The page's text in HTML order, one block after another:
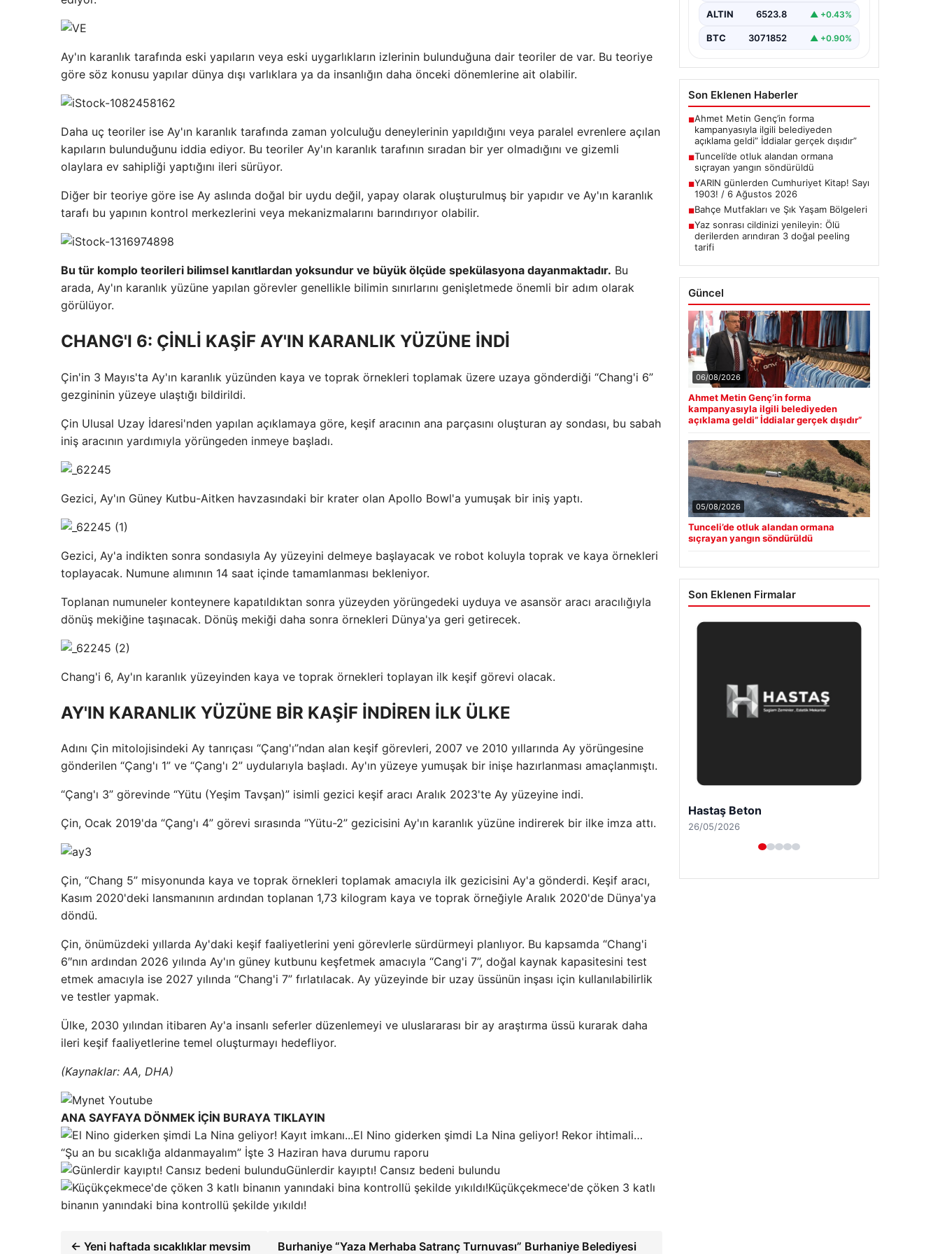
Ay'ın karanlık tarafında eski yapıların veya eski uygarlıkların izlerinin bulunduğuna dair teoriler de var. Bu teoriye
göre söz konusu yapılar dünya dışı varlıklara ya da insanlığın daha önceki dönemlerine ait olabilir.
Daha uç teoriler ise Ay'ın karanlık tarafında zaman yolculuğu deneylerinin yapıldığını veya paralel evrenlere açılan
kapıların bulunduğunu iddia ediyor. Bu teoriler Ay'ın karanlık tarafının sıradan bir yer olmadığını ve gizemli
olaylara ev sahipliği yaptığını ileri sürüyor.
Diğer bir teoriye göre ise Ay aslında doğal bir uydu değil, yapay olarak oluşturulmuş bir yapıdır ve Ay'ın karanlık
tarafı bu yapının kontrol merkezlerini veya mekanizmalarını barındırıyor olabilir.
Bu tür komplo teorileri bilimsel kanıtlardan yoksundur ve büyük ölçüde spekülasyona dayanmaktadır. Bu
arada, Ay'ın karanlık yüzüne yapılan görevler genellikle bilimin sınırlarını genişletmede önemli bir adım olarak
görülüyor.
CHANG'I 6: ÇİNLİ KAŞİF AY'IN KARANLIK YÜZÜNE İNDİ
Çin'in 3 Mayıs'ta Ay'ın karanlık yüzünden kaya ve toprak örnekleri toplamak üzere uzaya gönderdiği “Chang'i 6”
gezgininin yüzeye ulaştığı bildirildi.
Çin Ulusal Uzay İdaresi'nden yapılan açıklamaya göre, keşif aracının ana parçasını oluşturan ay sondası, bu sabah
iniş aracının yardımıyla yörüngeden inmeye başladı.
Gezici, Ay'ın Güney Kutbu-Aitken havzasındaki bir krater olan Apollo Bowl'a yumuşak bir iniş yaptı.
Gezici, Ay'a indikten sonra sondasıyla Ay yüzeyini delmeye başlayacak ve robot koluyla toprak ve kaya örnekleri
toplayacak. Numune alımının 14 saat içinde tamamlanması bekleniyor.
Toplanan numuneler konteynere kapatıldıktan sonra yüzeyden yörüngedeki uyduya ve asansör aracı aracılığıyla
dönüş mekiğine taşınacak. Dönüş mekiği daha sonra örnekleri Dünya'ya geri getirecek.
Chang'i 6, Ay'ın karanlık yüzeyinden kaya ve toprak örnekleri toplayan ilk keşif görevi olacak.
AY'IN KARANLIK YÜZÜNE BİR KAŞİF İNDİREN İLK ÜLKE
Adını Çin mitolojisindeki Ay tanrıçası “Çang'ı”ndan alan keşif görevleri, 2007 ve 2010 yıllarında Ay yörüngesine
gönderilen “Çang'ı 1” ve “Çang'ı 2” uydularıyla başladı. Ay'ın yüzeye yumuşak bir inişe hazırlanması amaçlanmıştı.
“Çang'ı 3” görevinde “Yütu (Yeşim Tavşan)” isimli gezici keşif aracı Aralık 2023'te Ay yüzeyine indi.
Çin, Ocak 2019'da “Çang'ı 4” görevi sırasında “Yütu-2” gezicisini Ay'ın karanlık yüzüne indirerek bir ilke imza attı.
Çin, “Chang 5” misyonunda kaya ve toprak örnekleri toplamak amacıyla ilk gezicisini Ay'a gönderdi. Keşif aracı,
Kasım 2020'deki lansmanının ardından toplanan 1,73 kilogram kaya ve toprak örneğiyle Aralık 2020'de Dünya'ya
döndü.
Çin, önümüzdeki yıllarda Ay'daki keşif faaliyetlerini yeni görevlerle sürdürmeyi planlıyor. Bu kapsamda “Chang'i
6″nın ardından 2026 yılında Ay'ın güney kutbunu keşfetmek amacıyla “Cang'i 7”, doğal kaynak kapasitesini test
etmek amacıyla ise 2027 yılında “Chang'i 7” fırlatılacak. Ay yüzeyinde bir uzay üssünün inşası için kullanılabilirlik
ve testler yapmak.
Ülke, 2030 yılından itibaren Ay'a insanlı seferler düzenlemeyi ve uluslararası bir ay araştırma üssü kurarak daha
ileri keşif faaliyetlerine temel oluşturmayı hedefliyor.
(Kaynaklar: AA, DHA)
ANA SAYFAYA DÖNMEK İÇİN BURAYA TIKLAYIN
El Nino giderken şimdi La Nina geliyor! Rekor ihtimali…
“Şu an bu sıcaklığa aldanmayalım” İşte 3 Haziran hava durumu raporu
Günlerdir kayıptı! Cansız bedeni bulundu
Küçükçekmece'de çöken 3 katlı
binanın yanındaki bina kontrollü şekilde yıkıldı!
← Yeni haftada sıcaklıklar mevsim
Burhaniye “Yaza Merhaba Satranç Turnuvası” Burhaniye Belediyesi
ALTIN 6523.8 ▲ +0.43%
BTC 3071852 ▲ +0.90%
Son Eklenen Haberler
■Ahmet Metin Genç’in forma
kampanyasıyla ilgili belediyeden
açıklama geldi” İddialar gerçek dışıdır”
■Tunceli’de otluk alandan ormana
sıçrayan yangın söndürüldü
■YARIN günlerden Cumhuriyet Kitap! Sayı
1903! / 6 Ağustos 2026
■Bahçe Mutfakları ve Şık Yaşam Bölgeleri
■Yaz sonrası cildinizi yenileyin: Ölü
derilerden arındıran 3 doğal peeling
tarifi
Güncel
06/08/2026
Ahmet Metin Genç’in forma
kampanyasıyla ilgili belediyeden
açıklama geldi” İddialar gerçek dışıdır”
05/08/2026
Tunceli’de otluk alandan ormana
sıçrayan yangın söndürüldü
Son Eklenen Firmalar
Prenses Night Club
29/04/2026